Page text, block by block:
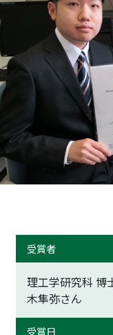
コラム･特集
受賞者
理工学研究科 博
木隼弥さん
受賞日